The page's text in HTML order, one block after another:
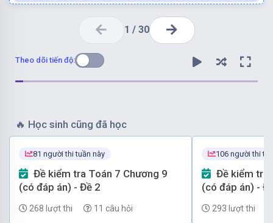
Hướng dẫn giải
Đáp án đúng là: B
môn cờ vua là 35 %.
Vậy ta chọn phương án B.
Theo dõi tiến độ:
1 / 30
🔥 Học sinh cũng đã học
81 người thi tuần này
(có đáp án) - Đề 2
268 lượt thi 11 câu hỏi
106 người thi
(có đáp án) -
293 lượt thi